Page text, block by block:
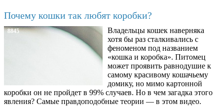
Почему кошки так любят коробки?
8845
Владельцы кошек наверняка
хотя бы раз сталкивались с
феноменом под названием
«кошка и коробка». Питомец
может проявить равнодушие к
самому красивому кошачьему
домику, но мимо картонной
коробки он не пройдет в 99% случаев. Но в чем загадка этого
явления? Самые правдоподобные теории — в этом видео.